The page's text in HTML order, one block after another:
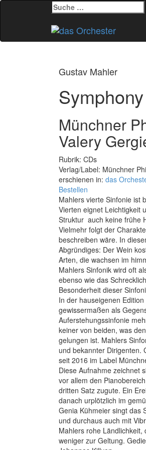
Suche
nach:
Gustav Mahler
Münchner
Valery
Rubrik: CDs
Verlag/Label: Münchner
erschienen in: das
Bestellen
Mahlers vierte Sinfonie ist
Vierten eignet Leichtigkeit
Struktur  auch keine
Vielmehr folgt der
beschreiben wäre. In
Abgründiges: Der Wein
Arten, die wachsen im
Mahlers Sinfonik wird oft
ebenso wie das
Besonderheit dieser
In der hauseigenen
gewissermaßen als
Auferstehungssinfonie
keiner von beiden, was
gelungen ist. Mahlers
und bekannter Dirigenten.
seit 2016 im Label
Diese Aufnahme zeichnet
vor allem den
dritten Satz zugute. Ein
danach urplötzlich im
Genia Kühmeier singt das
und durchaus auch mit
Mahlers rohe
weniger zur Geltung.